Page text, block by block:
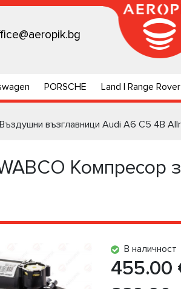
PORSCHE Land | Range Rover
възглавници Audi A6 C5 4B
Компресор
В наличност
455.00